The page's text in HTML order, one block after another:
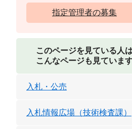
指定管理者の募集
このページを見ている人は
こんなページも見ていま
入札・公売
入札情報広場（技術検査課）